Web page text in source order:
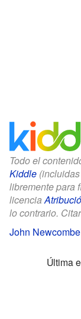
Todo el
Kiddle
libremente para
licencia
lo contrario.
John
Última